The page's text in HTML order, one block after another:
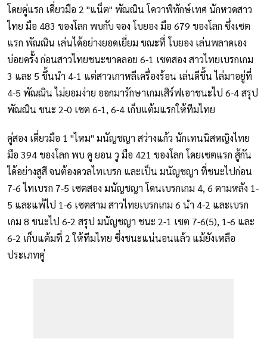
โดยคู่แรก เดี่ยวมือ 2 "แน็ต" พัณณิน โควาพิทักษ์เทศ นักหวดสาว
ไทย มือ 483 ของโลก พบกับ จอง โบยอง มือ 679 ของโลก ซึ่งเซต
แรก พัณณิน เล่นได้อย่างยอดเยี่ยม ขณะที่ โบยอง เล่นพลาดเอง
บ่อยครั้ง ก่อนสาวไทยชนะขาดลอย 6-1 เซตสอง สาวไทยเบรกเกม
3 และ 5 ขึ้นนำ 4-1 แต่สาวเกาหลีเครื่องร้อน เล่นดีขึ้น ไล่มาอยู่ที่
4-5 พัณณิน ไม่ยอมง่าย ออกมารักษาเกมเสิร์ฟเอาชนะไป 6-4 สรุป
พัณณิน ชนะ 2-0 เซต 6-1, 6-4 เก็บแต้มแรกให้ทีมไทย
คู่สอง เดี่ยวมือ 1 "ไหม" มนัญชญา สว่างแก้ว นักเทนนิสหญิงไทย
มือ 394 ของโลก พบ คู ยอน วู มือ 421 ของโลก โดยเซตแรก สู้กัน
ได้อย่างสูสี จนต้องดวลไทเบรก และเป็น มนัญชญา ที่ชนะไปก่อน
7-6 ไทเบรก 7-5 เซตสอง มนัญชญา โดนเบรกเกม 4, 6 ตามหลัง 1-
5 และแพ้ไป 1-6 เซตสาม สาวไทยเบรกเกม 6 นำ 4-2 และเบรก
เกม 8 ชนะไป 6-2 สรุป มนัญชญา ชนะ 2-1 เซต 7-6(5), 1-6 และ
6-2 เก็บแต้มที่ 2 ให้ทีมไทย ซึ่งชนะแน่นอนแล้ว แม้ยังเหลือ
ประเภทคู่